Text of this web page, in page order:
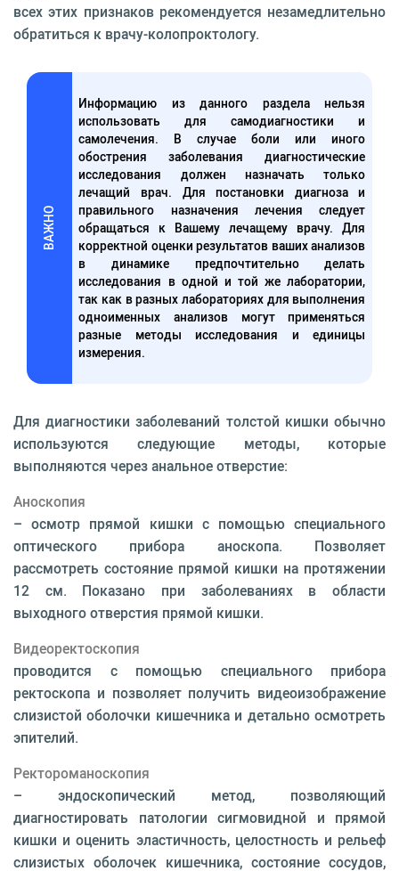
всех этих признаков рекомендуется незамедлительно
обратиться к врачу-колопроктологу.
ВАЖНО
Информацию из данного раздела нельзя
использовать для самодиагностики и
самолечения. В случае боли или иного
обострения заболевания диагностические
исследования должен назначать только
лечащий врач. Для постановки диагноза и
правильного назначения лечения следует
обращаться к Вашему лечащему врачу. Для
корректной оценки результатов ваших анализов
в динамике предпочтительно делать
исследования в одной и той же лаборатории,
так как в разных лабораториях для выполнения
одноименных анализов могут применяться
разные методы исследования и единицы
измерения.
Для диагностики заболеваний толстой кишки обычно
используются следующие методы, которые
выполняются через анальное отверстие:
Аноскопия
– осмотр прямой кишки с помощью специального
оптического прибора аноскопа. Позволяет
рассмотреть состояние прямой кишки на протяжении
12 см. Показано при заболеваниях в области
выходного отверстия прямой кишки.
Видеоректоскопия
проводится с помощью специального прибора
ректоскопа и позволяет получить видеоизображение
слизистой оболочки кишечника и детально осмотреть
эпителий.
Ректороманоскопия
– эндоскопический метод, позволяющий
диагностировать патологии сигмовидной и прямой
кишки и оценить эластичность, целостность и рельеф
слизистых оболочек кишечника, состояние сосудов,